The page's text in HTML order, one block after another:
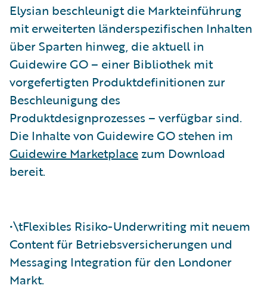
Elysian beschleunigt die Markteinführung
mit erweiterten länderspezifischen Inhalten
über Sparten hinweg, die aktuell in
Guidewire GO – einer Bibliothek mit
vorgefertigten Produktdefinitionen zur
Beschleunigung des
Produktdesignprozesses – verfügbar sind.
Die Inhalte von Guidewire GO stehen im
Guidewire Marketplacezum Download
bereit.
•\tFlexibles Risiko-Underwriting mit neuem
Content für Betriebsversicherungen und
Messaging Integration für den Londoner
Markt.